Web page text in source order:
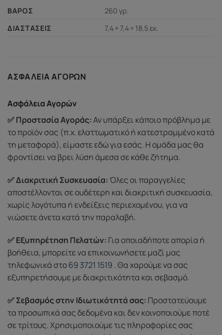
ΒΆΡΟΣ
260 γρ.
ΔΙΑΣΤΆΣΕΙΣ
7,4 × 7,4 × 18,5 εκ.
ΑΣΦΆΛΕΙΑ ΑΓΟΡΏΝ
Ασφάλεια Αγορών
✅ Προστασία Αγοράς:Αν υπάρξει κάποιο πρόβλημα με
το προϊόν σας (π.χ. ελαττωματικό ή κατεστραμμένο κατά
τη μεταφορά), είμαστε εδώ για εσάς. Η ομάδα μας θα
φροντίσει να βρει λύση άμεσα σε κάθε ζήτημα.
✅ Διακριτική Συσκευασία:Όλες οι παραγγελίες
αποστέλλονται σε ουδέτερη και διακριτική συσκευασία,
χωρίς λογότυπα ή ενδείξεις περιεχομένου, για να
νιώσετε άνετα κατά την παραλαβή.
✅ Εξυπηρέτηση Πελατών: Για οποιαδήποτε απορία ή
βοήθεια, μπορείτε να επικοινωνήσετε μαζί μας
τηλεφωνικά στο69 3721 1519 . Θα χαρούμε να σας
εξυπηρετήσουμε με διακριτικότητα και σεβασμό.
✅ Σεβασμός στην Ιδιωτικότητά σας: Προστατεύουμε
τα προσωπικά σας δεδομένα και δεν κοινοποιούμε ποτέ
σε τρίτους. Χρησιμοποιούμε τις πληροφορίες σας